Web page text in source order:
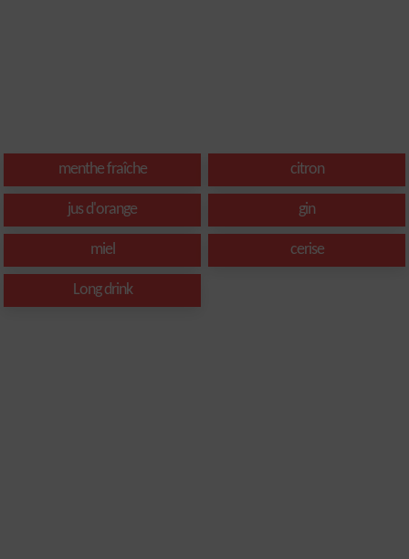
menthe fraîche citron
jus d'orange gin
miel cerise
Long drink